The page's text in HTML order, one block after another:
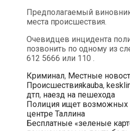
Предполагаемый
места происшествия.
Очевидцев инцидента
позвонить по одному из
612 5666 или 110 .
Рубрики
Криминал, Местные
ПроисшествияМетки
kauba,
дтп, наезд на пешехода
Навигация
по
записям
Полиция ищет возможных
центре Таллина
Бесплатные «зеленые